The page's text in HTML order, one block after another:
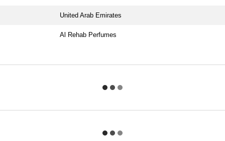
United Arab Emirates
Al Rehab Perfumes